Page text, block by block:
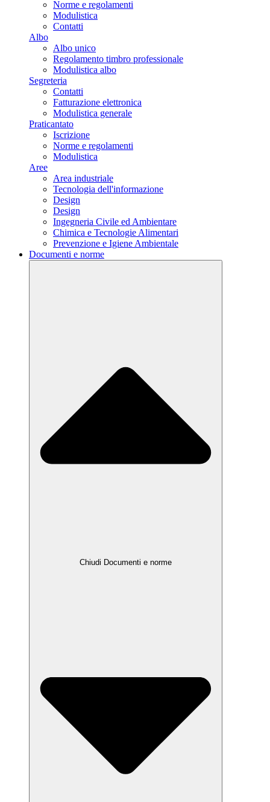
Norme e regolamenti
Modulistica
Contatti
Albo
Albo unico
Regolamento timbro professionale
Modulistica albo
Segreteria
Contatti
Fatturazione elettronica
Modulistica generale
Praticantato
Iscrizione
Norme e regolamenti
Modulistica
Aree
Area industriale
Tecnologia dell'informazione
Design
Design
Ingegneria Civile ed Ambientare
Chimica e Tecnologie Alimentari
Prevenzione e Igiene Ambientale
Documenti e norme
Chiudi Documenti e norme